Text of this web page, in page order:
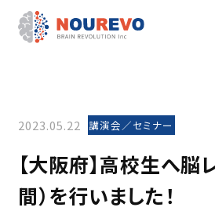
2023.05.22 講演会／セミナー
【大阪府】高校生へ脳
間）を行いました！